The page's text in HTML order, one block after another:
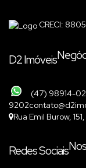
CRECI:
D2 Imóveis
(47) 98914-
9202
Rua Emil Burow, 151
Redes Sociais